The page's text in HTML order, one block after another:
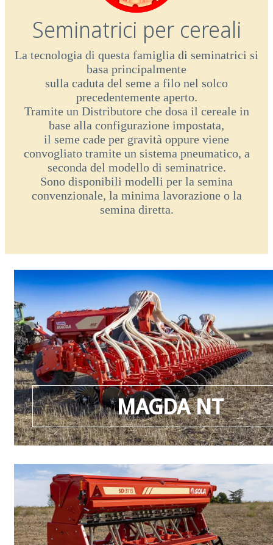
Seminatrici per cereali
La tecnologia di questa famiglia di seminatrici si
basa principalmente
sulla caduta del seme a filo nel solco
precedentemente aperto.
Tramite un Distributore che dosa il cereale in
base alla configurazione impostata,
il seme cade per gravità oppure viene
convogliato tramite un sistema pneumatico, a
seconda del modello di seminatrice.
Sono disponibili modelli per la semina
convenzionale, la minima lavorazione o la
semina diretta.
MAGDA NT